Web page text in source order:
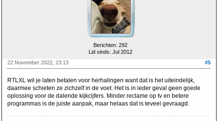
Berichten: 292
Lid sinds: Jul 2012
#5
22 November 2022, 23:13
RTLXL wil je laten betalen voor herhalingen want dat is het uiteindelijk,
daarmee schieten ze zichzelf in de voet. Het is in ieder geval geen goede
oplossing voor de dalende kijkcijfers. Minder reclame op tv en betere
programmas is de juiste aanpak, maar helaas dat is teveel gevraagd.